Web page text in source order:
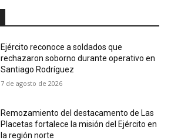
Ejército reconoce a soldados que
rechazaron soborno durante operativo en
Santiago Rodríguez
7 de agosto de 2026
Remozamiento del destacamento de Las
Placetas fortalece la misión del Ejército en
la región norte